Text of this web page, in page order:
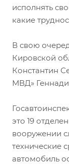
исполнять
какие
В свою
Кировской
Константин
МВД»
это 19
вооружении
технические
автомобиль